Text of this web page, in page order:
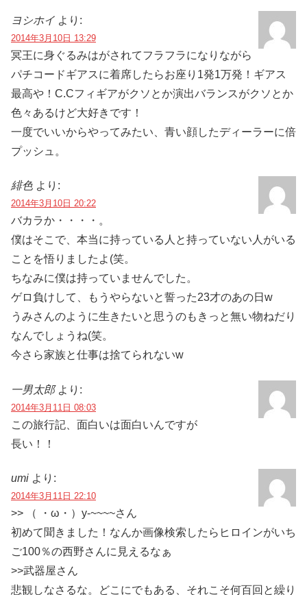
ヨシホイ より:
2014年3月10日 13:29
冥王に身ぐるみはがされてフラフラになりながら
パチコードギアスに着席したらお座り1発1万発！ギアス
最高や！C.Cフィギアがクソとか演出バランスがクソとか
色々あるけど大好きです！
一度でいいからやってみたい、青い顔したディーラーに倍
プッシュ。
緋色 より:
2014年3月10日 20:22
バカラか・・・・。
僕はそこで、本当に持っている人と持っていない人がいる
ことを悟りましたよ(笑。
ちなみに僕は持っていませんでした。
ゲロ負けして、もうやらないと誓った23才のあの日w
うみさんのように生きたいと思うのもきっと無い物ねだり
なんでしょうね(笑。
今さら家族と仕事は捨てられないw
一男太郎 より:
2014年3月11日 08:03
この旅行記、面白いは面白いんですが
長い！！
umi より:
2014年3月11日 22:10
>> （ ・ω・）y-~~~~さん
初めて聞きました！なんか画像検索したらヒロインがいち
ご100％の西野さんに見えるなぁ
>>武器屋さん
悲観しなさるな。どこにでもある、それこそ何百回と繰り